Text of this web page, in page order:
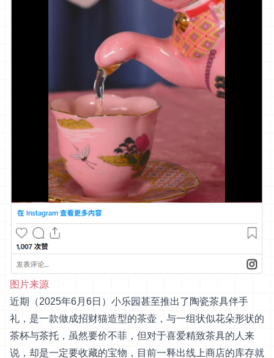
图片来源
近期（2025年6月6日）小乐园甚至推出了陶瓷茶具伴手
礼，是一款做成招财猫造型的茶壶，与一组状似花朵形状的
茶杯与茶托，虽然要价不菲，但对于喜爱精致茶具的人来
说，却是一定要收藏的宝物，目前一释出线上商店的库存就